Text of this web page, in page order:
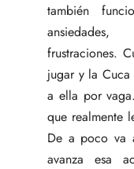
también
frustraciones.
jugar y la
a ella por
que realmente
De a poco va
avanza esa